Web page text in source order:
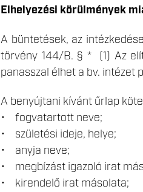
Elhelyezési körülmények
A büntetések, az
törvény 144/B. § * (1) Az
panasszal élhet a bv. intézet
A benyújtani kívánt űrlap
• fogvatartott neve;
• születési ideje, helye;
• anyja neve;
• megbízást igazoló irat
• kirendelő irat másolata;